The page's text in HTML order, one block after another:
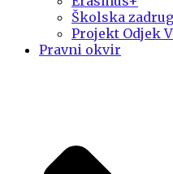
Školska
Projekt Odjek
Pravni okvir